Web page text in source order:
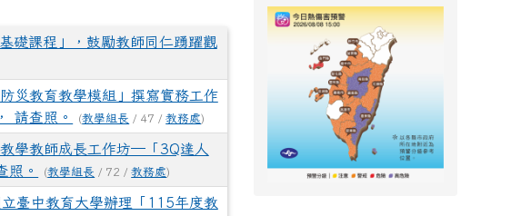
礎課程」，鼓勵教師同仁踴躍觀
災教育教學模組」撰寫實務工作
請查照。
(教學組長 / 47 /教務處)
學教師成長工作坊─「3Q達人
照。
(教學組長 / 72 /教務處)
臺中教育大學辦理「115年度教